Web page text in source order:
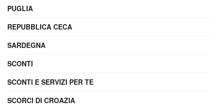
PUGLIA
REPUBBLICA CECA
SARDEGNA
SCONTI
SCONTI E SERVIZI PER TE
SCORCI DI CROAZIA